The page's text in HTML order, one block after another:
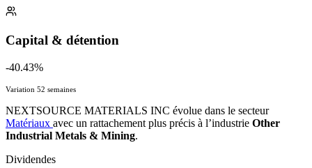
Capital & détention
-40.43%
Variation 52 semaines
NEXTSOURCE MATERIALS INC évolue dans le secteur
Matériaux avec un rattachement plus précis à l’industrie Other
Industrial Metals & Mining.
Dividendes